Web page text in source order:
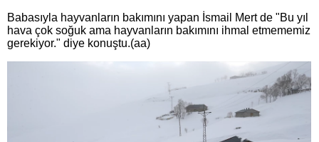
Babasıyla hayvanların bakımını yapan İsmail Mert de "Bu yıl
hava çok soğuk ama hayvanların bakımını ihmal etmememiz
gerekiyor." diye konuştu.(aa)